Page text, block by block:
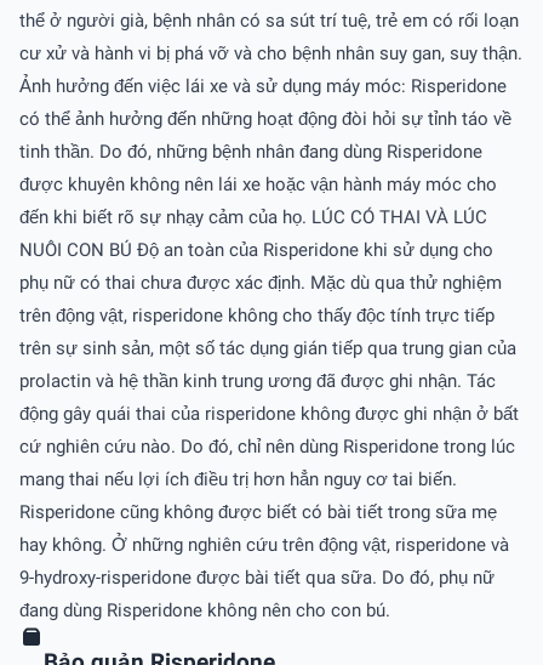
thể ở người già, bệnh nhân có sa sút trí tuệ, trẻ em có rối loạn
cư xử và hành vi bị phá vỡ và cho bệnh nhân suy gan, suy thận.
Ảnh hưởng đến việc lái xe và sử dụng máy móc: Risperidone
có thể ảnh hưởng đến những hoạt động đòi hỏi sự tỉnh táo về
tinh thần. Do đó, những bệnh nhân đang dùng Risperidone
được khuyên không nên lái xe hoặc vận hành máy móc cho
đến khi biết rõ sự nhạy cảm của họ. LÚC CÓ THAI VÀ LÚC
NUÔI CON BÚ Ðộ an toàn của Risperidone khi sử dụng cho
phụ nữ có thai chưa được xác định. Mặc dù qua thử nghiệm
trên động vật, risperidone không cho thấy độc tính trực tiếp
trên sự sinh sản, một số tác dụng gián tiếp qua trung gian của
prolactin và hệ thần kinh trung ương đã được ghi nhận. Tác
động gây quái thai của risperidone không được ghi nhận ở bất
cứ nghiên cứu nào. Do đó, chỉ nên dùng Risperidone trong lúc
mang thai nếu lợi ích điều trị hơn hẳn nguy cơ tai biến.
Risperidone cũng không được biết có bài tiết trong sữa mẹ
hay không. Ở những nghiên cứu trên động vật, risperidone và
9-hydroxy-risperidone được bài tiết qua sữa. Do đó, phụ nữ
đang dùng Risperidone không nên cho con bú.